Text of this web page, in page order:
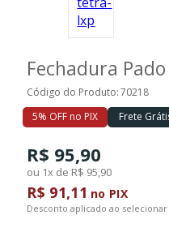
Piscina
Marcas
Fechadura
Código do Produto: 70218
5% OFF no PIX
Frete
R$ 95,90
ou 1x de R$ 95,90
R$ 91,11 no PIX
Desconto aplicado ao selecionar